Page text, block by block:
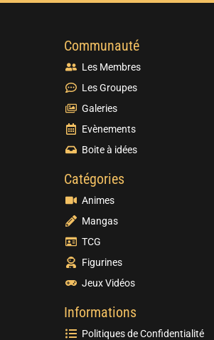
Communauté
Les Membres
Les Groupes
Galeries
Evènements
Boite à idées
Catégories
Animes
Mangas
TCG
Figurines
Jeux Vidéos
Informations
Politiques de Confidentialité